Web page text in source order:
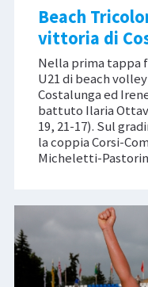
Beach
vittoria di
Nella prima tappa
U21 di beach
Costalunga ed
battuto Ilaria
19, 21-17). Sul
la coppia Corsi-
Micheletti-